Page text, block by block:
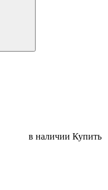
в наличии Купить